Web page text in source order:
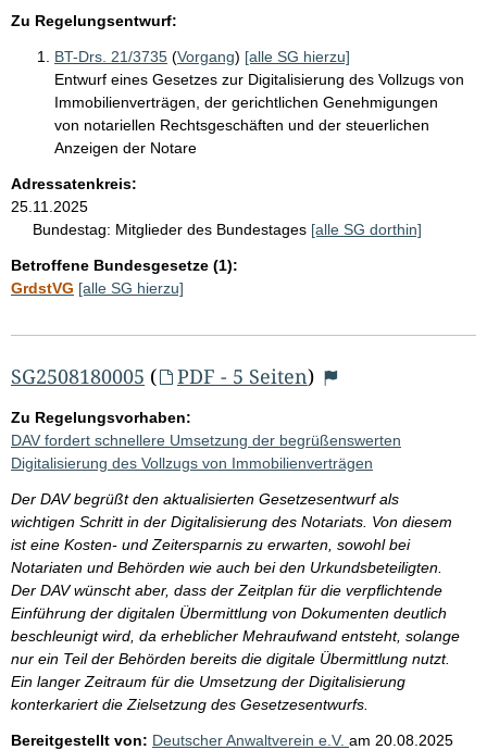
Zu Regelungsentwurf:
BT-Drs. 21/3735 (Vorgang) [alle SG hierzu]
Entwurf eines Gesetzes zur Digitalisierung des Vollzugs von
Immobilienverträgen, der gerichtlichen Genehmigungen
von notariellen Rechtsgeschäften und der steuerlichen
Anzeigen der Notare
Adressatenkreis:
25.11.2025
Bundestag: Mitglieder des Bundestages [alle SG dorthin]
Betroffene Bundesgesetze (1):
GrdstVG [alle SG hierzu]
SG2508180005 ( PDF - 5 Seiten)
Zu Regelungsvorhaben:
DAV fordert schnellere Umsetzung der begrüßenswerten
Digitalisierung des Vollzugs von Immobilienverträgen
Der DAV begrüßt den aktualisierten Gesetzesentwurf als
wichtigen Schritt in der Digitalisierung des Notariats. Von diesem
ist eine Kosten- und Zeitersparnis zu erwarten, sowohl bei
Notariaten und Behörden wie auch bei den Urkundsbeteiligten.
Der DAV wünscht aber, dass der Zeitplan für die verpflichtende
Einführung der digitalen Übermittlung von Dokumenten deutlich
beschleunigt wird, da erheblicher Mehraufwand entsteht, solange
nur ein Teil der Behörden bereits die digitale Übermittlung nutzt.
Ein langer Zeitraum für die Umsetzung der Digitalisierung
konterkariert die Zielsetzung des Gesetzesentwurfs.
Bereitgestellt von: Deutscher Anwaltverein e.V. am 20.08.2025